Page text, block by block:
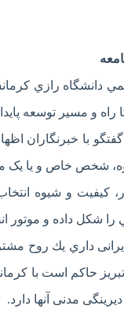
دانشگاه رازي
راه و مسير توسعه
با خبرنگاران
شخص خاص و یا یک
كيفيت و شيوه
را شكل داده و
داري يك روح
حاكم است با
مدنی آنها دارد.